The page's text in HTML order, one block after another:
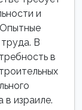
и
В
в
в израиле.